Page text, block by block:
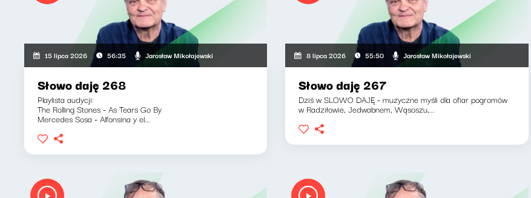
15 lipca 2026 56:35 Jarosław Mikołajewski
Słowo daję 268
Playlista audycji:
The Rolling Stones - As Tears Go By
Mercedes Sosa - Alfonsina y el...
8 lipca 2026 55:50 Jarosław Mikołajewski
Słowo daję 267
Dziś w SLOWO DAJĘ - muzyczne myśli dla ofiar pogromów
w Radziłowie, Jedwabnem, Wąsoszu,...